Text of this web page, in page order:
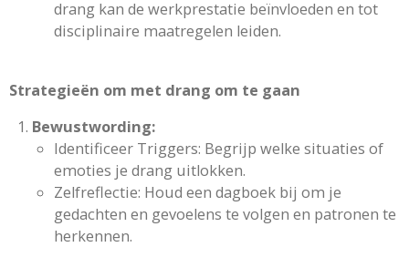
drang kan de werkprestatie beïnvloeden en tot
disciplinaire maatregelen leiden.
Strategieën om met drang om te gaan
Bewustwording:
Identificeer Triggers: Begrijp welke situaties of
emoties je drang uitlokken.
Zelfreflectie: Houd een dagboek bij om je
gedachten en gevoelens te volgen en patronen te
herkennen.